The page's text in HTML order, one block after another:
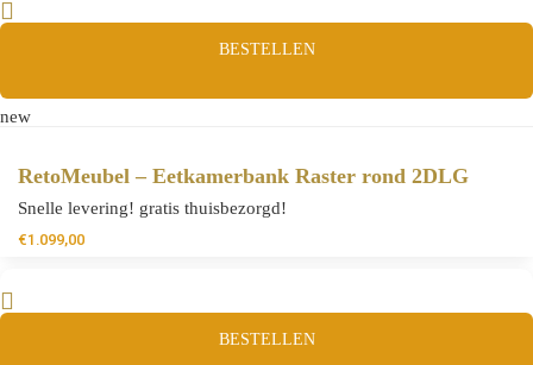
BESTELLEN
new
RetoMeubel – Eetkamerbank Raster rond 2DLG
Snelle levering! gratis thuisbezorgd!
€1.099,00
BESTELLEN